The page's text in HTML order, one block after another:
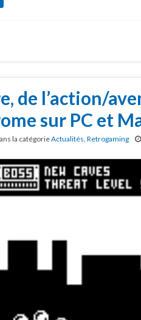
de l’action/
sur PC et
la catégorieActualités, Retrogaming